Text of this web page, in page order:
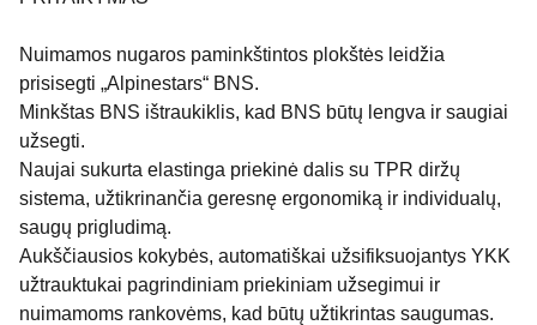
Nuimamos nugaros paminkštintos plokštės leidžia
prisisegti „Alpinestars“ BNS.
Minkštas BNS ištraukiklis, kad BNS būtų lengva ir saugiai
užsegti.
Naujai sukurta elastinga priekinė dalis su TPR diržų
sistema, užtikrinančia geresnę ergonomiką ir individualų,
saugų prigludimą.
Aukščiausios kokybės, automatiškai užsifiksuojantys YKK
užtrauktukai pagrindiniam priekiniam užsegimui ir
nuimamoms rankovėms, kad būtų užtikrintas saugumas.